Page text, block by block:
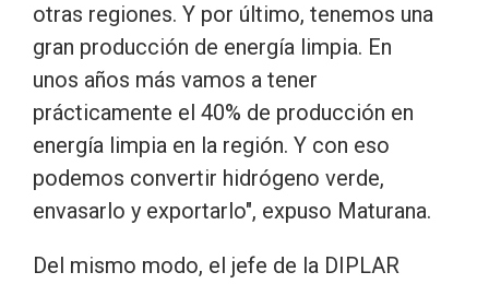
otras regiones. Y por último, tenemos una
gran producción de energía limpia. En
unos años más vamos a tener
prácticamente el 40% de producción en
energía limpia en la región. Y con eso
podemos convertir hidrógeno verde,
envasarlo y exportarlo", expuso Maturana.
Del mismo modo, el jefe de la DIPLAR